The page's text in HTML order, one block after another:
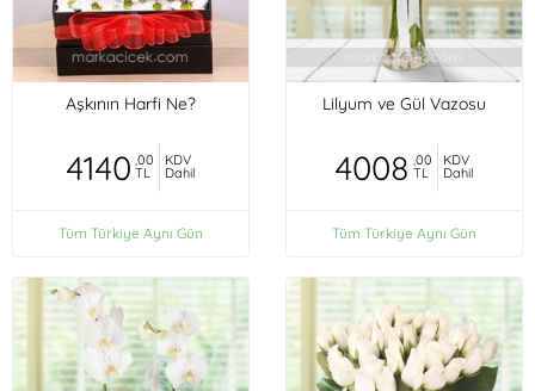
Aşkının Harfi Ne?
4140 ,00
TL
KDV
Dahil
Tüm Türkiye Aynı Gün
Lilyum ve Gül Vazosu
4008 ,00
TL
KDV
Dahil
Tüm Türkiye Aynı Gün